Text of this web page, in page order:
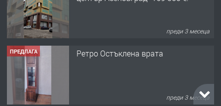
преди 3 месеца
ПРЕДЛАГА
🌟HYUNDAI i10 - 2024 | Само 55 лв./
преди 10 месеца